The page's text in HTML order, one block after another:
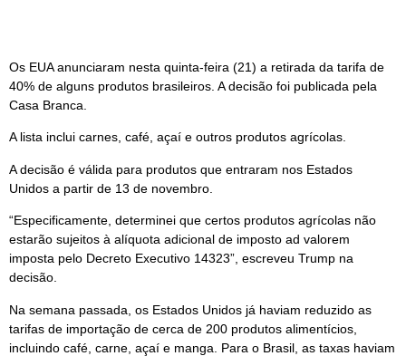
Os EUA anunciaram nesta quinta-feira (21) a retirada da tarifa de
40% de alguns produtos brasileiros. A decisão foi publicada pela
Casa Branca.
A lista inclui carnes, café, açaí e outros produtos agrícolas.
A decisão é válida para produtos que entraram nos Estados
Unidos a partir de 13 de novembro.
“Especificamente, determinei que certos produtos agrícolas não
estarão sujeitos à alíquota adicional de imposto ad valorem
imposta pelo Decreto Executivo 14323”, escreveu Trump na
decisão.
Na semana passada, os Estados Unidos já haviam reduzido as
tarifas de importação de cerca de 200 produtos alimentícios,
incluindo café, carne, açaí e manga. Para o Brasil, as taxas haviam